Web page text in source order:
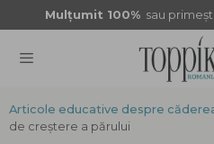
la
conținut
Mulţumit 100% sau
MENU
Articole educative despre
de creștere a părului